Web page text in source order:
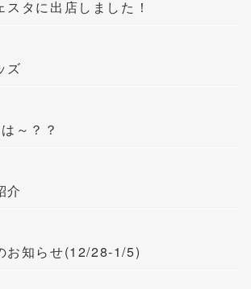
スタに出店しました！
ズ
～？？
介
お知らせ(12/28-1/5)